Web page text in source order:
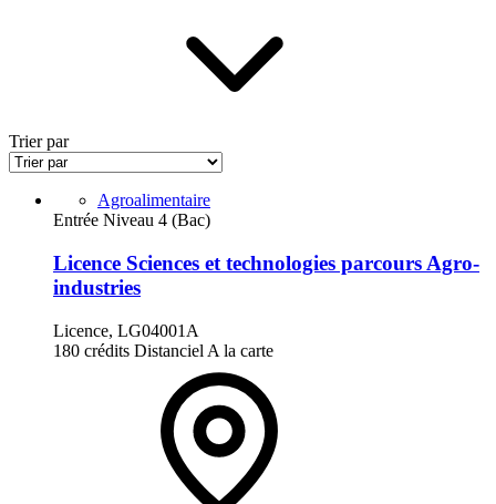
Trier par
Agroalimentaire
Entrée Niveau 4 (Bac)
Licence Sciences et technologies parcours Agro-
industries
Licence, LG04001A
180 crédits Distanciel A la carte